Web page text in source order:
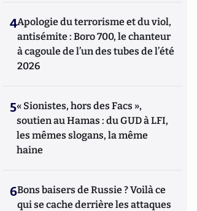
4Apologie du terrorisme et du viol,
antisémite : Boro 700, le chanteur
à cagoule de l’un des tubes de l’été
2026
5« Sionistes, hors des Facs »,
soutien au Hamas : du GUD à LFI,
les mêmes slogans, la même
haine
6Bons baisers de Russie ? Voilà ce
qui se cache derrière les attaques